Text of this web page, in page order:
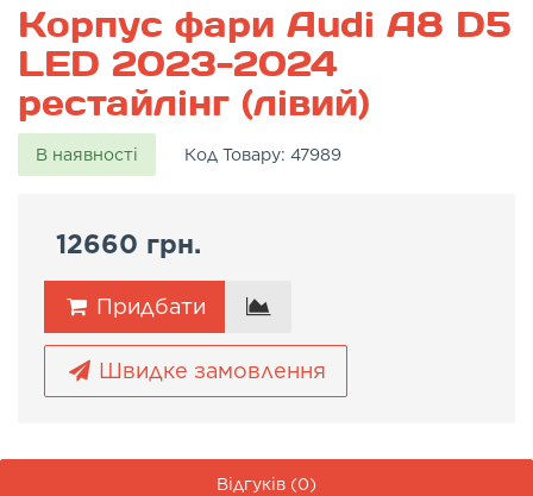
Корпус фари Audi A8 D5
LED 2023-2024
рестайлінг (лівий)
В наявності Код Товару: 47989
12660 грн.
Придбати
Швидке замовлення
Відгуків (0)